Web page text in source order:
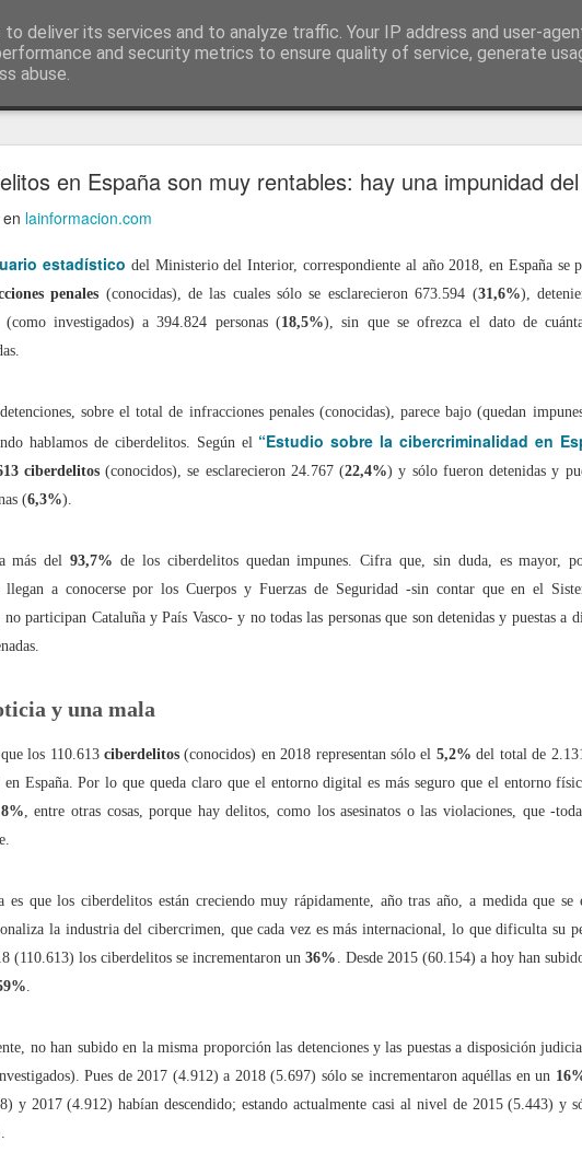
en España son muy rentables: hay una impunidad
lainformacion.com
estadístico del Ministerio del Interior, correspondiente al año 2018, en España se
penales (conocidas), de las cuales sólo se esclarecieron 673.594 (31,6%),
investigados) a 394.824 personas (18,5%), sin que se ofrezca el dato de
sobre el total de infracciones penales (conocidas), parece bajo (quedan
hablamos de ciberdelitos. Según el “Estudio sobre la cibercriminalidad en
ciberdelitos (conocidos), se esclarecieron 24.767 (22,4%) y sólo fueron detenidas y
(6,3%).
más del93,7% de los ciberdelitos quedan impunes. Cifra que, sin duda, es mayor,
a conocerse por los Cuerpos y Fuerzas de Seguridad -sin contar que en el
participan Cataluña y País Vasco- y no todas las personas que son detenidas y puestas a
y una mala
los 110.613 ciberdelitos(conocidos) en 2018 representan sólo el 5,2% del total de
en España. Por lo que queda claro que el entorno digital es más seguro que el entorno
, entre otras cosas, porque hay delitos, como los asesinatos o las violaciones, que -
es que los ciberdelitos están creciendo muy rápidamente, año tras año, a medida que se
la industria del cibercrimen, que cada vez es más internacional, lo que dificulta su
(110.613) los ciberdelitos se incrementaron un 36% . Desde 2015 (60.154) a hoy han
.
no han subido en la misma proporción las detenciones y las puestas a disposición
Pues de 2017 (4.912) a 2018 (5.697) sólo se incrementaron aquéllas en un
y 2017 (4.912) habían descendido; estando actualmente casi al nivel de 2015 (5.443) y
deliver its services and to analyze traffic. Your IP address and user-
and security metrics to ensure quality of service, generate
abuse.
conceptos y reflexiones sobre la sociedad de la
Mis artículos de 2022 en lainformación.com
Reyes Magos te han traído Titanio para este año
Montero tiene razón, en la vía civil, ¿Y en la penal y administrativa?
es un adjunto a la presidencia de la AEPD y para qué sirve?
de Protección de Datos en España
Cartas de Derechos Digitales y la exclusión de las personas mayores
reverso perverso del metaverso: ciberdelitos e identificabilidad
que no se ve ¿Estamos preparados para una ‘guerra híbrida’?